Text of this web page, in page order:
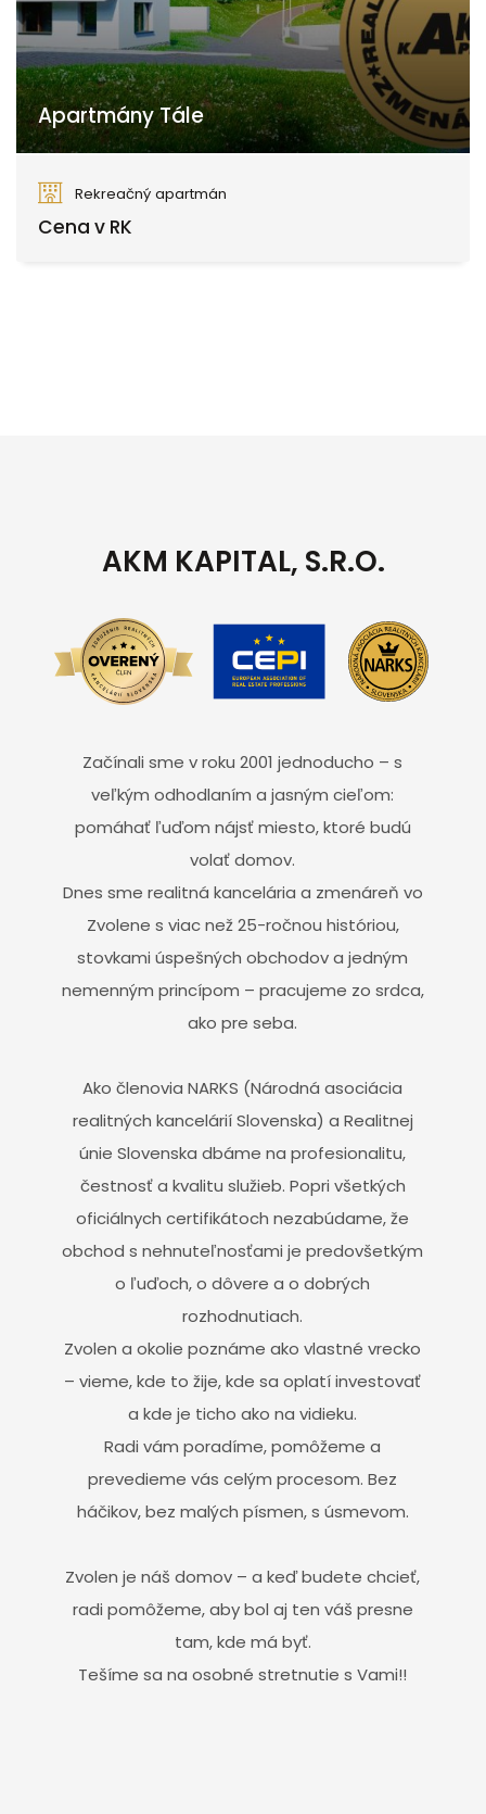
Apartmány Tále
Rekreačný apartmán
Cena v RK
AKM KAPITAL, S.R.O.
Začínali sme v roku 2001 jednoducho – s
veľkým odhodlaním a jasným cieľom:
pomáhať ľuďom nájsť miesto, ktoré budú
volať domov.
Dnes sme realitná kancelária a zmenáreň vo
Zvolene s viac než 25-ročnou históriou,
stovkami úspešných obchodov a jedným
nemenným princípom – pracujeme zo srdca,
ako pre seba.
Ako členovia NARKS (Národná asociácia
realitných kancelárií Slovenska) a Realitnej
únie Slovenska dbáme na profesionalitu,
čestnosť a kvalitu služieb. Popri všetkých
oficiálnych certifikátoch nezabúdame, že
obchod s nehnuteľnosťami je predovšetkým
o ľuďoch, o dôvere a o dobrých
rozhodnutiach.
Zvolen a okolie poznáme ako vlastné vrecko
– vieme, kde to žije, kde sa oplatí investovať
a kde je ticho ako na vidieku.
Radi vám poradíme, pomôžeme a
prevedieme vás celým procesom. Bez
háčikov, bez malých písmen, s úsmevom.
Zvolen je náš domov – a keď budete chcieť,
radi pomôžeme, aby bol aj ten váš presne
tam, kde má byť.
Tešíme sa na osobné stretnutie s Vami!!